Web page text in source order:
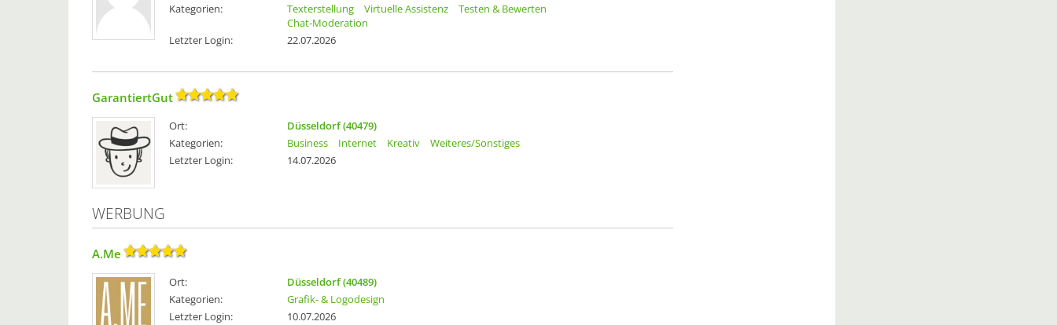
Kategorien:
Texterstellung Virtuelle Assistenz
Testen & Bewerten
Chat-Moderation
Letzter Login:
22.07.2026
GarantiertGut
Ort:
Düsseldorf (40479)
Kategorien:
Business Internet Kreativ
Weiteres/Sonstiges
Letzter Login:
14.07.2026
WERBUNG
A.Me
Ort:
Düsseldorf (40489)
Kategorien:
Grafik- & Logodesign
Letzter Login:
10.07.2026